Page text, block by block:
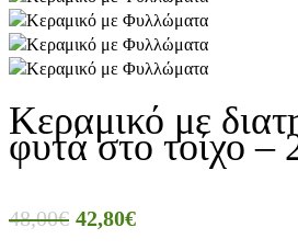
Κεραμικό με
φυτά στο τοίχο –
48,00€ 42,80€